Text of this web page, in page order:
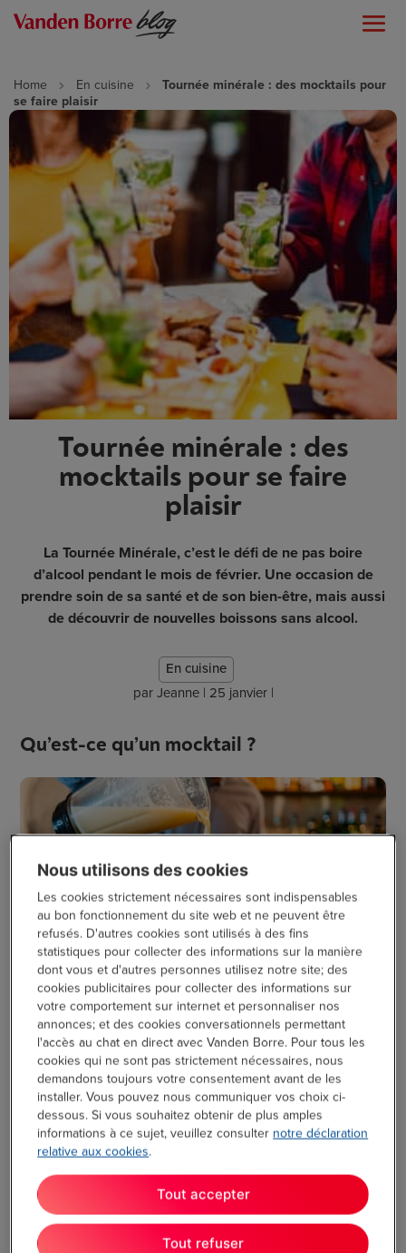
Home En cuisine
Tournée minérale : des mocktails pour
se faire plaisir
Tournée minérale : des
mocktails pour se faire
plaisir
La Tournée Minérale, c’est le défi de ne pas boire
d’alcool pendant le mois de février. Une occasion de
prendre soin de sa santé et de son bien-être, mais aussi
de découvrir de nouvelles boissons sans alcool.
En cuisine
parJeanne| 25 janvier|
Qu’est-ce qu’un mocktail ?
Les mocktails, ce sont des cocktails sans alcool, qui peuvent
être tout aussi délicieux et rafraîchissants que leurs
homologues alcoolisés. Ils sont parfaits pour se désaltérer
lors d’une soirée entre amis ou en famille, ou simplement pour
se faire plaisir en fin de journée.
Comment réussir un mocktail ?
Utilisez des ingrédients frais et de qualité.
Ne soyez pas timide avec les herbes et les épices. Elles
peuvent ajouter beaucoup de saveur à vos cocktails.
N’oubliez pas les glaçons ! Ils sont essentiels pour
rafraîchir vos mocktails.
Nous utilisons des cookies
Les cookies strictement nécessaires sont indispensables
au bon fonctionnement du site web et ne peuvent être
refusés. D'autres cookies sont utilisés à des fins
statistiques pour collecter des informations sur la manière
dont vous et d'autres personnes utilisez notre site; des
cookies publicitaires pour collecter des informations sur
votre comportement sur internet et personnaliser nos
annonces; et des cookies conversationnels permettant
l'accès au chat en direct avec Vanden Borre. Pour tous les
cookies qui ne sont pas strictement nécessaires, nous
demandons toujours votre consentement avant de les
installer. Vous pouvez nous communiquer vos choix ci-
dessous. Si vous souhaitez obtenir de plus amples
informations à ce sujet, veuillez consulternotre déclaration
relative aux cookies.
Tout refuser
Tout accepter